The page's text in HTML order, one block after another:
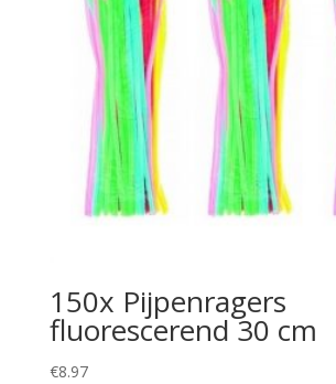
150x Pijpenragers
fluorescerend 30 cm
€8.97